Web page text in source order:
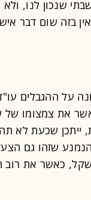
שנכון לנו, ולא
בזה שום דבר
על ההגבלים
את צמצומו של
שכעת לא
שזהו גם הצעד
הפסיד כ-1.3 מיליארד שקל,